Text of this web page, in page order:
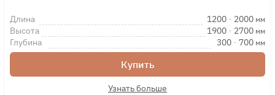
Длина 1200 - 2000 мм
Высота 1900 - 2700 мм
Глубина 300 - 700 мм
Купить
Узнать больше